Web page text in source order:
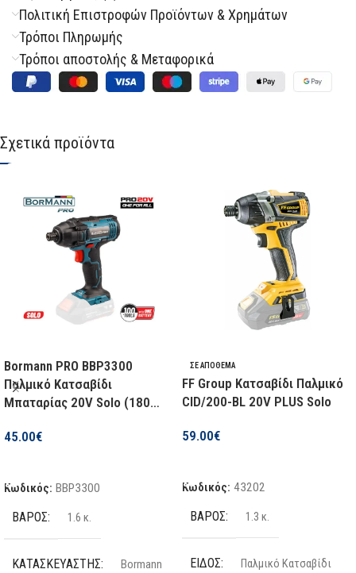
Πολιτική Επιστροφών Προϊόντων & Χρημάτων
Τρόποι Πληρωμής
Τρόποι αποστολής & Μεταφορικά
Σχετικά προϊόντα
Bormann PRO BBP3300
Παλμικό Κατσαβίδι
Μπαταρίας 20V Solo (180
45.00€
Κωδικός: BBP3300
ΒΆΡΟΣ 1.6 κ.
ΚΑΤΑΣΚΕΥΑΣΤΉΣ Bormann
ΣΕ ΑΠΌΘΕΜΑ
FF Group Κατσαβίδι Παλμικό
CID/200-BL 20V PLUS Solo
59.00€
Κωδικός: 43202
ΒΆΡΟΣ 1.3 κ.
ΕΊΔΟΣ Παλμικό Κατσαβίδι